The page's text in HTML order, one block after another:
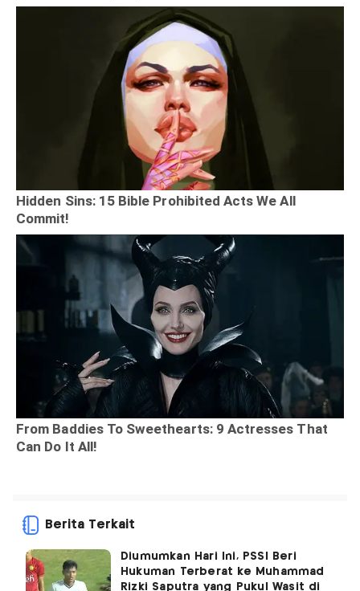
Berita Terkait
Diumumkan Hari Ini, PSSI Beri
Hukuman Terberat ke Muhammad
Rizki Saputra yang Pukul Wasit di